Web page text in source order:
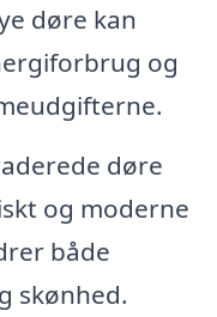
døre kan
og
døre
og moderne
både
skønhed.